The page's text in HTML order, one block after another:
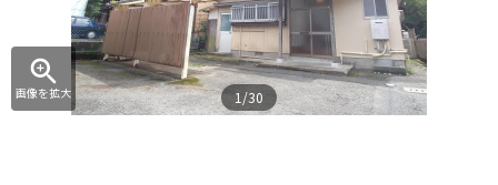
画像を拡大 1/30